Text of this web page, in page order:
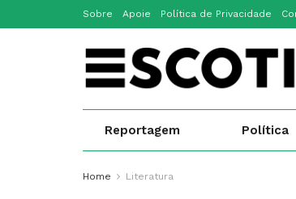
Sobre Apoie Política de Privacidade
Reportagem Política
Home Literatura